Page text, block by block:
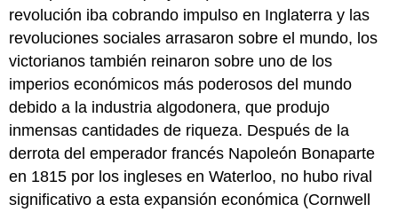
revolución iba cobrando impulso en Inglaterra y las
revoluciones sociales arrasaron sobre el mundo, los
victorianos también reinaron sobre uno de los
imperios económicos más poderosos del mundo
debido a la industria algodonera, que produjo
inmensas cantidades de riqueza. Después de la
derrota del emperador francés Napoleón Bonaparte
en 1815 por los ingleses en Waterloo, no hubo rival
significativo a esta expansión económica (Cornwell